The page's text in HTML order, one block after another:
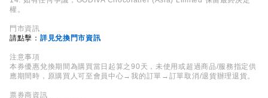
權。
門市資訊
請點擊： 詳見兌換門市資訊
注意事項
本券優惠兌換期間為購買當日起算之90天，未使用或超過商品/服務指定供
應期間時，原購買人可至會員中心→我的訂單→訂單取消/退貨辦理退貨。
票券商資訊